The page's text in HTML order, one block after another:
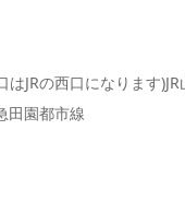
JRの西口になります
田園都市線